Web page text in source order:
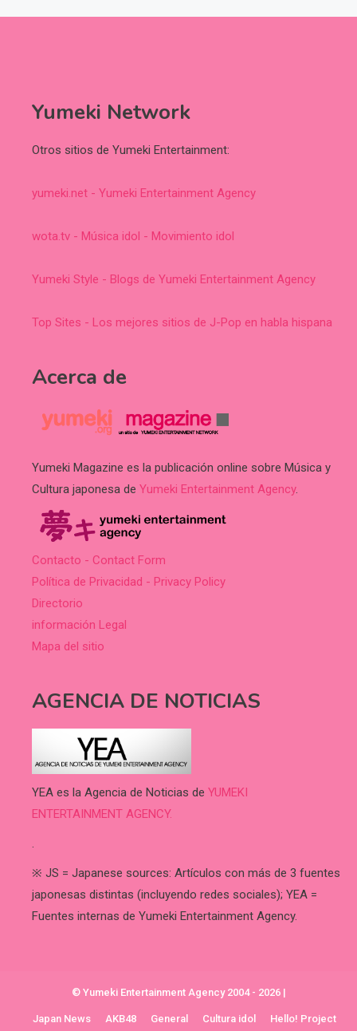
Yumeki Network
Otros sitios de Yumeki Entertainment:
yumeki.net - Yumeki Entertainment Agency
wota.tv - Música idol - Movimiento idol
Yumeki Style - Blogs de Yumeki Entertainment Agency
Top Sites - Los mejores sitios de J-Pop en habla hispana
Acerca de
Yumeki Magazine es la publicación online sobre Música y
Cultura japonesa de Yumeki Entertainment Agency.
Contacto - Contact Form
Política de Privacidad - Privacy Policy
Directorio
información Legal
Mapa del sitio
AGENCIA DE NOTICIAS
YEA es la Agencia de Noticias de YUMEKI
ENTERTAINMENT AGENCY.
.
※ JS = Japanese sources: Artículos con más de 3 fuentes
japonesas distintas (incluyendo redes sociales); YEA =
Fuentes internas de Yumeki Entertainment Agency.
© Yumeki Entertainment Agency 2004 - 2026 |
Japan News AKB48 General Cultura idol Hello! Project